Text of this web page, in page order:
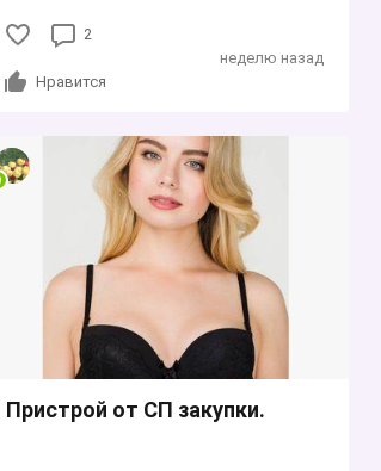
2
Нравится
неделю назад
Пристрой от СП закупки.